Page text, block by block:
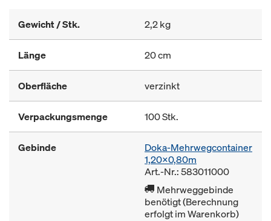
Gewicht / Stk. 2,2 kg
Länge 20 cm
Oberfläche verzinkt
Verpackungsmenge 100 Stk.
Gebinde
Doka-Mehrwegcontainer
1,20x0,80m
Art.-Nr.: 583011000
Mehrweggebinde
benötigt (Berechnung
erfolgt im Warenkorb)